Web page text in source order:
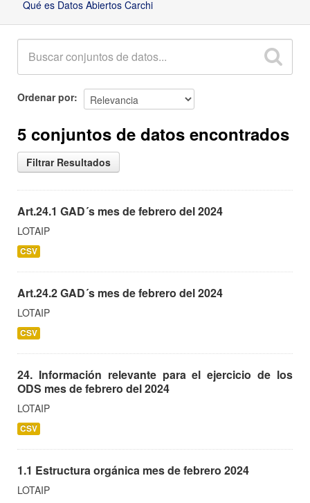
Qué es Datos Abiertos Carchi
Ordenar por
5 conjuntos de datos encontrados
Filtrar Resultados
Art.24.1 GAD´s mes de febrero del 2024
LOTAIP
CSV
Art.24.2 GAD´s mes de febrero del 2024
LOTAIP
CSV
24. Información relevante para el ejercicio de los
ODS mes de febrero del 2024
LOTAIP
CSV
1.1 Estructura orgánica mes de febrero 2024
LOTAIP